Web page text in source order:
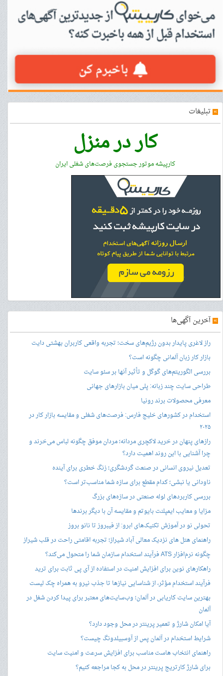
» تبلیغات
کار در منزل
کارپیشه موتور جستجوی فرصت‌های شغلی ایران
»آخرین آگهی‌ها
راز لاغری پایدار بدون رژیم‌های سخت؛ تجربه واقعی کاربران بهشتی دایت
بازار کار زبان آلمانی چگونه است؟
بررسی الگوریتم‌های گوگل و تأثیر آنها بر سئو سایت
طراحی سایت چند زبانه: پلی میان بازارهای جهانی
معرفی محصولات برند رونیا
استخدام در کشورهای خلیج فارس: فرصت‌های شغلی و مقایسه بازار کار در
۲۰۲۵
رازهای پنهان در خرید لاکچری مردانه؛ مردان موفق چگونه لباس می‌خرند و
چرا آشنایی با این روند اهمیت دارد؟
تعدیل نیروی انسانی در صنعت گردشگری؛ زنگ خطری برای آینده
ناودانی یا نبشی؛ کدام مقطع برای سازه شما مناسب‌تر است؟
بررسی کاربردهای لوله صنعتی در سازه‌های بزرگ
مزایا و معایب ایمپلنت بایوتم و مقایسه آن با دیگر برندها
تحولی نو در آموزش تکنیک‌های ابرو: از فیبروز تا نانو بروز
راهنمای هتل های نزدیک معالی آباد شیراز؛ تجربه اقامتی راحت در قلب شیراز
چگونه نرم‌افزار ATS فرآیند استخدام سازمان شما را متحول می‌کند؟
راهکارهای نوین برای افزایش امنیت در استفاده از آی پی ثابت برای ترید
فرآیند استخدام مؤثر، از شناسایی نیازها تا جذب نیرو به همراه چک لیست
بهترین سایت کاریابی در آلمان؛ وب‌سایت‌های معتبر برای پیدا کردن شغل در
آلمان
آیا امکان شارژ و تعمیر پرینتر در محل وجود دارد؟
شرایط استخدام در آلمان پس از آوسبیلدونگ چیست؟
راهنمای انتخاب هاست مناسب برای افزایش سرعت و امنیت سایت
برای شارژ کارتریج پرینتر در محل به کجا مراجعه کنیم؟